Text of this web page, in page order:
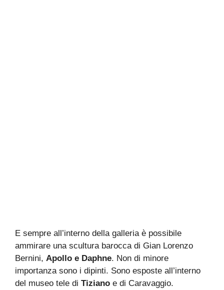
E sempre all’interno della galleria è possibile
ammirare una scultura barocca di Gian Lorenzo
Bernini, Apollo e Daphne. Non di minore
importanza sono i dipinti. Sono esposte all’interno
del museo tele di Tiziano e di Caravaggio.